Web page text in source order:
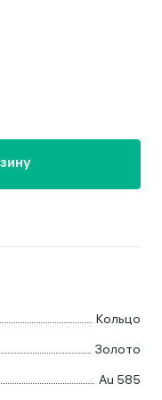
Кольцо
Золото
Au 585